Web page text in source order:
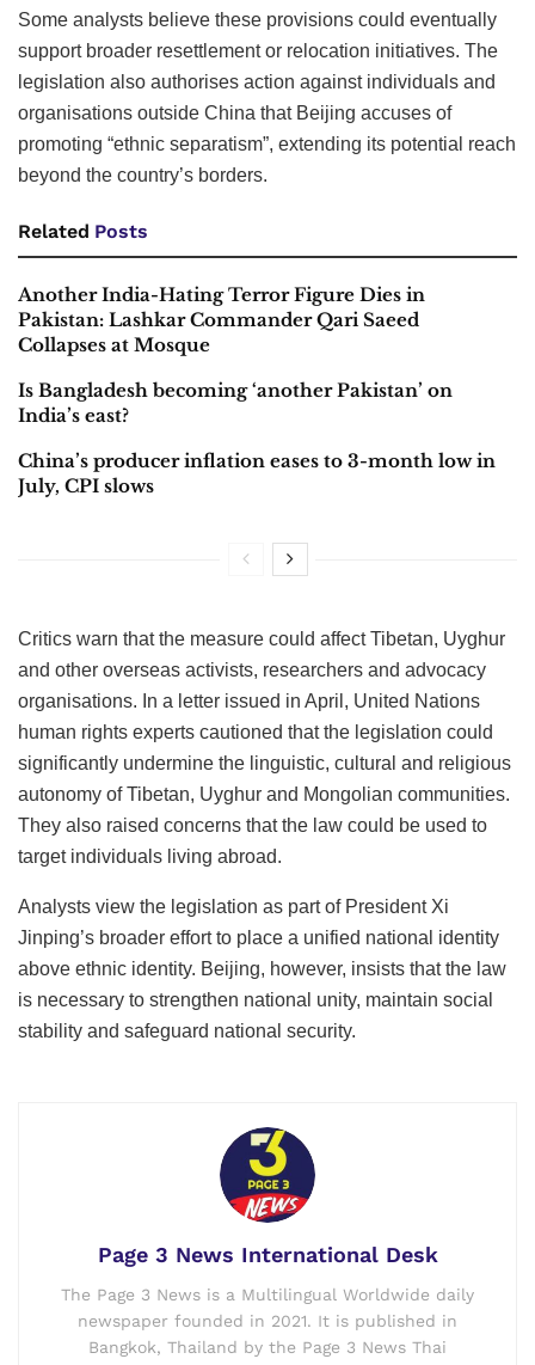
Some analysts believe these provisions could eventually
support broader resettlement or relocation initiatives. The
legislation also authorises action against individuals and
organisations outside China that Beijing accuses of
promoting “ethnic separatism”, extending its potential reach
beyond the country’s borders.
Related Posts
Another India-Hating Terror Figure Dies in
Pakistan: Lashkar Commander Qari Saeed
Collapses at Mosque
Is Bangladesh becoming ‘another Pakistan’ on
India’s east?
China’s producer inflation eases to 3-month low in
July, CPI slows
Critics warn that the measure could affect Tibetan, Uyghur
and other overseas activists, researchers and advocacy
organisations. In a letter issued in April, United Nations
human rights experts cautioned that the legislation could
significantly undermine the linguistic, cultural and religious
autonomy of Tibetan, Uyghur and Mongolian communities.
They also raised concerns that the law could be used to
target individuals living abroad.
Analysts view the legislation as part of President Xi
Jinping’s broader effort to place a unified national identity
above ethnic identity. Beijing, however, insists that the law
is necessary to strengthen national unity, maintain social
stability and safeguard national security.
Page 3 News International Desk
The Page 3 News is a Multilingual Worldwide daily
newspaper founded in 2021. It is published in
Bangkok, Thailand by the Page 3 News Thai